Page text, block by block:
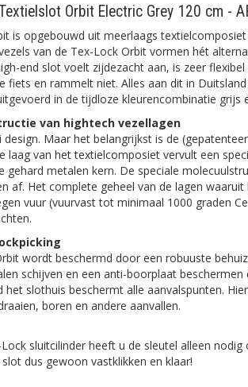
Orbit Electric Grey 120 cm -
is opgebouwd uit meerlaags textielcomposiet
van de Tex-Lock Orbit vormen hét
end slot voelt zijdezacht aan, is zeer
fiets en rammelt niet. Alles aan dit in
in de tijdloze kleurencombinatie grijs
van hightech vezellagen
Maar het belangrijkst is de
laag van het textielcomposiet vervult een
gehard metalen kern. De speciale
af. Het complete geheel van de lagen
vuur (vuurvast tot minimaal 1000 graden
wordt beschermd door een robuuste
schijven en een anti-boorplaat
het slothuis beschermt alle aanvalspunten.
boren en andere aanvallen.
sluitcilinder heeft u de sleutel alleen
dus gewoon vastklikken en klaar!